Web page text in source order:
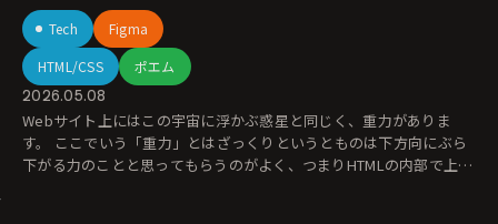
Tech
Figma
HTML/CSS
ポエム
2026.05.08
Webサイト上にはこの宇宙に浮かぶ惑星と同じく、重力がありま
す。 ここでいう「重力」とはざっくりというとものは下方向にぶら
下がる力のことと思ってもらうのがよく、つまりHTMLの内部で上に